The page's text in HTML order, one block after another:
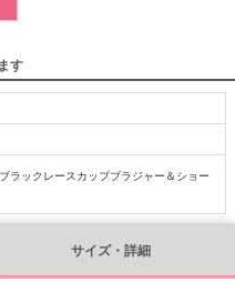
す
ラックレースカップブラジャー＆ショー
サイズ・詳細